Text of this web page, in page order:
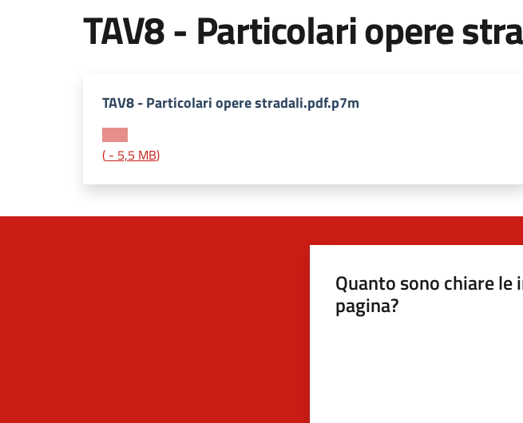
TAV8 - Particolari opere
TAV8 - Particolari opere stradali.pdf.p7m
( - 5,5 MB)
Quanto sono chiare
pagina?